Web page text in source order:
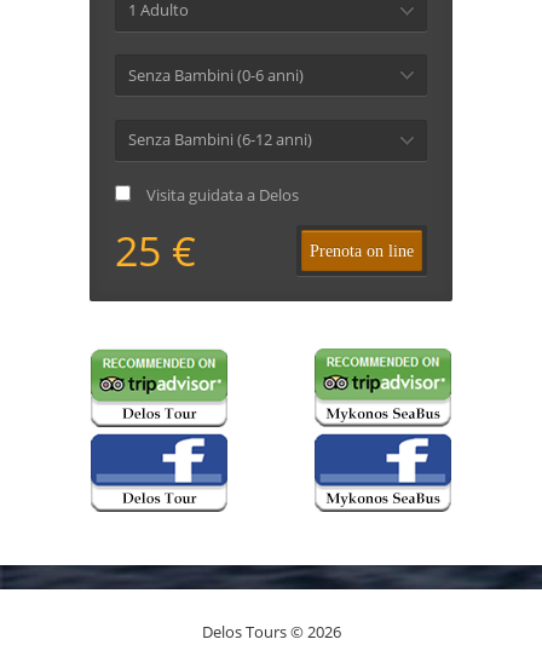
1 Adulto
Senza Bambini (0-6 anni)
Senza Bambini (6-12 anni)
Visita guidata a Delos
25 € Prenota on line
Delos Tours © 2026